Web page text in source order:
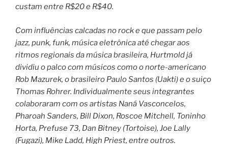
custam entre R$20 e R$40.
Com influências calcadas no rock e que passam pelo
jazz, punk, funk, música eletrônica até chegar aos
ritmos regionais da música brasileira, Hurtmold já
dividiu o palco com músicos como o norte-americano
Rob Mazurek, o brasileiro Paulo Santos (Uakti) e o suiço
Thomas Rohrer. Individualmente seus integrantes
colaboraram com os artistas Naná Vasconcelos,
Pharoah Sanders, Bill Dixon, Roscoe Mitchell, Toninho
Horta, Prefuse 73, Dan Bitney (Tortoise), Joe Lally
(Fugazi), Mike Ladd, High Priest, entre outros.